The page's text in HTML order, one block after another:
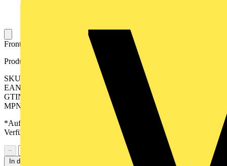
Frontelement zum Verschließen des Elektronikgehäuses.
Produktkennzeichen
SKU: 2554760000
EAN: 04050118564778
GTIN: 04050118564778
MPN: CH20M12 F AGY 3747
*Auf Anfrage verfügbar - bitte in den Warenkorb legen, um
Verfügbarkeit zu prüfen
−
In den Warenkorb